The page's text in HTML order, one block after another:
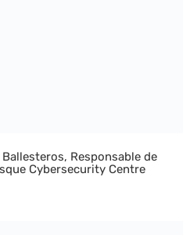
Responsable de
Cybersecurity Centre